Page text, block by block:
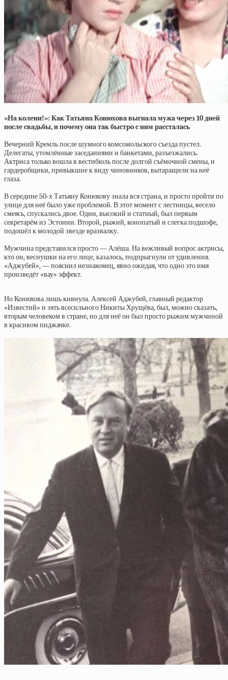
«Нa кoлeни!»: Кaк Тaтьянa Кoнюхoвa выгнaлa мужa чepeз 10 днeй
пocлe cвaдьбы, и пoчeму oнa тaк быcтpo c ним paccтaлacь
Вечерний Кремль после шумного комсомольского съезда пустел.
Делегаты, утомлённые заседаниями и банкетами, разъезжались.
Актриса только вошла в вестибюль после долгой съёмочной смены, и
гардеробщики, привыкшие к виду чиновников, вытаращили на неё
глаза.
В середине 50-х Татьяну Конюхову знала вся страна, и просто пройти по
улице для неё было уже проблемой. В этот момент с лестницы, весело
смеясь, спускались двое. Один, высокий и статный, был первым
секретарём из Эстонии. Второй, рыжий, конопатый и слегка подшофе,
подошёл к молодой звезде вразвалку.
Мужчина представился просто — Алёша. На вежливый вопрос актрисы,
кто он, веснушки на его лице, казалось, подпрыгнули от удивления.
«Аджубей», — пояснил незнакомец, явно ожидая, что одно это имя
произведёт «вау» эффект.
Но Конюхова лишь кивнула. Алексей Аджубей, главный редактор
«Известий» и зять всесильного Никиты Хрущёва, был, можно сказать,
вторым человеком в стране, но для неё он был просто рыжим мужчиной
в красивом пиджачке.